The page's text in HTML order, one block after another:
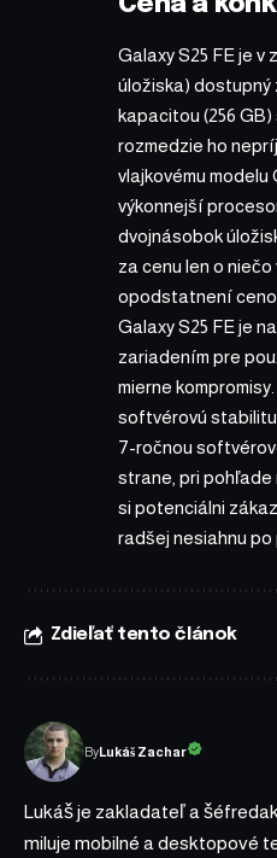
Galaxy S25 FE je v
úložiska) dostupný
kapacitou (256
rozmedzie ho
vlajkovému modelu
výkonnejší
dvojnásobok
za cenu len o
opodstatnení
Galaxy S25 FE je
zariadením pre
mierne
softvérovú stabilitu
7-ročnou
strane, pri pohľade
si potenciálni
radšej nesiahnu
Zdieľať tento článok
ByLukáš Zachar
Lukáš je zakladateľ a
miluje mobilné a desktopové